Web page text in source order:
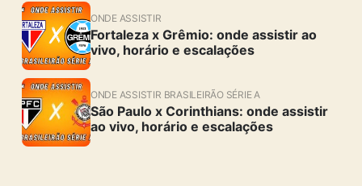
ONDE ASSISTIR
Fortaleza x Grêmio: onde assistir ao
vivo, horário e escalações
ONDE ASSISTIR BRASILEIRÃO SÉRIE A
São Paulo x Corinthians: onde assistir
ao vivo, horário e escalações